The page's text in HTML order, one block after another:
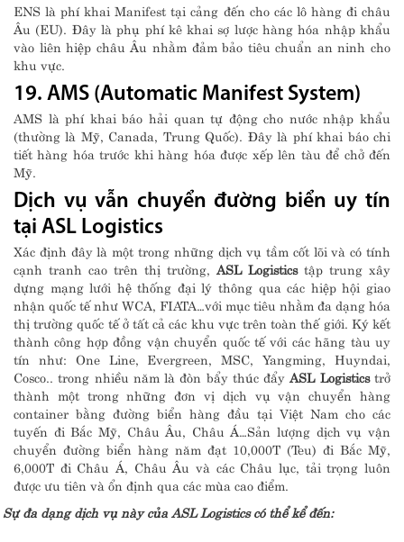
ENS là phí khai Manifest tại cảng đến cho các lô hàng đi châu
Âu (EU). Đây là phụ phí kê khai sợ lược hàng hóa nhập khẩu
vào liên hiệp châu Âu nhằm đảm bảo tiêu chuẩn an ninh cho
khu vực.
19. AMS (Automatic Manifest System)
AMS là phí khai báo hải quan tự động cho nước nhập khẩu
(thường là Mỹ, Canada, Trung Quốc). Đây là phí khai báo chi
tiết hàng hóa trước khi hàng hóa được xếp lên tàu để chở đến
Mỹ.
Dịch vụ vẫn chuyển đường biển uy tín
tại ASL Logistics
Xác định đây là một trong những dịch vụ tầm cốt lõi và có tính
cạnh tranh cao trên thị trường, ASL Logisticstập trung xây
dựng mạng lưới hệ thống đại lý thông qua các hiệp hội giao
nhận quốc tế như WCA, FIATA…với mục tiêu nhằm đa dạng hóa
thị trường quốc tế ở tất cả các khu vực trên toàn thế giới. Ký kết
thành công hợp đồng vận chuyển quốc tế với các hãng tàu uy
tín như: One Line, Evergreen, MSC, Yangming, Huyndai,
Cosco.. trong nhiều năm là đòn bẩy thúc đẩyASL Logisticstrở
thành một trong những đơn vị dịch vụ vận chuyển hàng
container bằng đường biển hàng đầu tại Việt Nam cho các
tuyến đi Bắc Mỹ, Châu Âu, Châu Á…Sản lượng dịch vụ vận
chuyển đường biển hàng năm đạt 10,000T (Teu) đi Bắc Mỹ,
6,000T đi Châu Á, Châu Âu và các Châu lục, tải trọng luôn
được ưu tiên và ổn định qua các mùa cao điểm.
Sự đa dạng dịch vụ này của ASL Logisticscó thể kể đến: